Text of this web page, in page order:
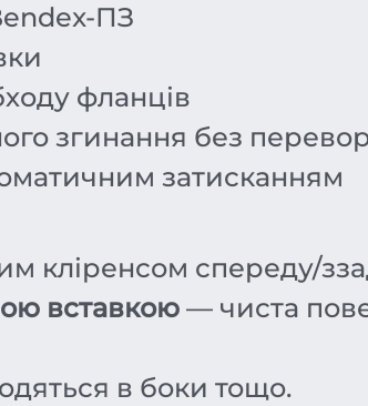
ПЗ
фланців
згинання без
затисканням
кліренсом спереду/
вставкою — чиста
в боки тощо.